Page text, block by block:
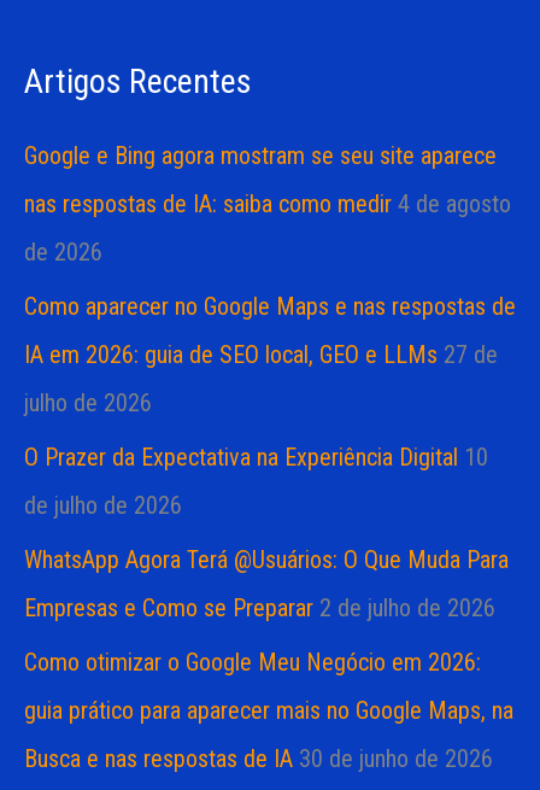
a
r
o
sArtigos Recentes
Google e Bing agora mostram se seu site aparece
nas respostas de IA: saiba como medir 4 de agosto
de 2026
Como aparecer no Google Maps e nas respostas de
IA em 2026: guia de SEO local, GEO e LLMs 27 de
julho de 2026
O Prazer da Expectativa na Experiência Digital 10
de julho de 2026
WhatsApp Agora Terá @Usuários: O Que Muda Para
Empresas e Como se Preparar 2 de julho de 2026
Como otimizar o Google Meu Negócio em 2026:
guia prático para aparecer mais no Google Maps, na
Busca e nas respostas de IA 30 de junho de 2026